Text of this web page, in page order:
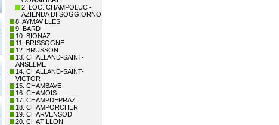
2. LOC. CHAMPOLUC -
AZIENDA DI SOGGIORNO
8. AYMAVILLES
9. BARD
10. BIONAZ
11. BRISSOGNE
12. BRUSSON
13. CHALLAND-SAINT-
ANSELME
14. CHALLAND-SAINT-
VICTOR
15. CHAMBAVE
16. CHAMOIS
17. CHAMPDEPRAZ
18. CHAMPORCHER
19. CHARVENSOD
20. CHÂTILLON